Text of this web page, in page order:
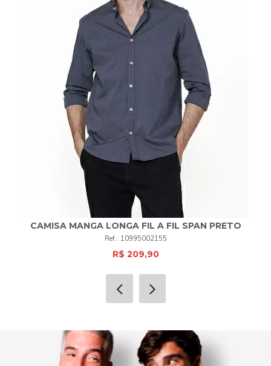
CAMISA MANGA LONGA FIL A FIL SPAN PRETO
10995002155
R$ 209,90